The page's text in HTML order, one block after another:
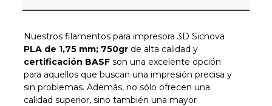
Nuestros filamentos para impresora 3D Sicnova
PLA de 1,75 mm; 750gr de alta calidad y
certificación BASF son una excelente opción
para aquellos que buscan una impresión precisa y
sin problemas. Además, no sólo ofrecen una
calidad superior, sino también una mayor